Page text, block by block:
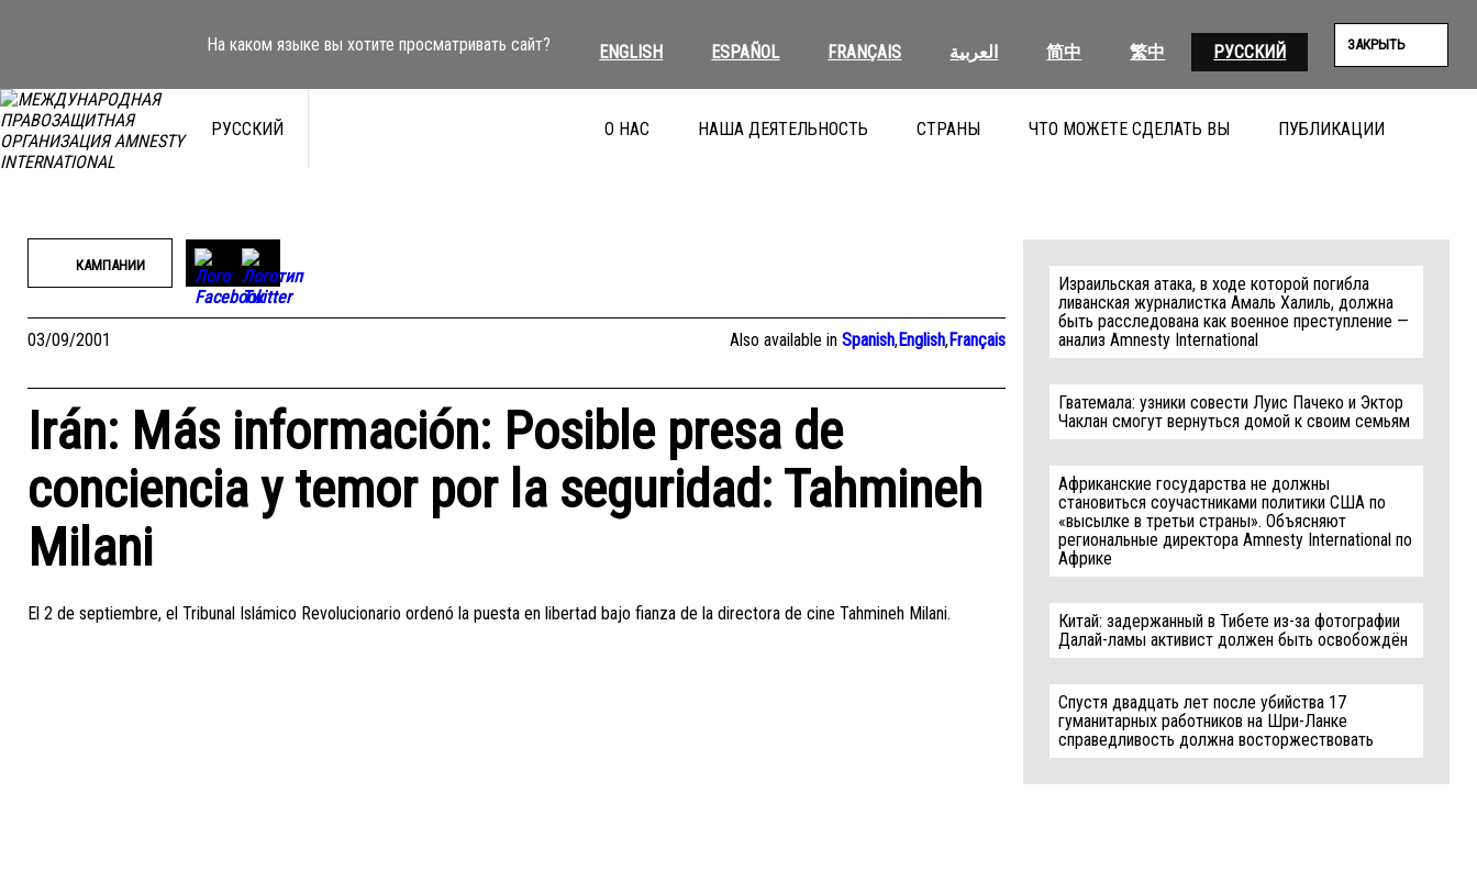
На каком языке вы хотите просматривать сайт? ENGLISH ESPAÑOL FRANÇAIS العربية 简中 繁中 РУССКИЙ ЗАКРЫТЬ
РУССКИЙ О НАС НАША ДЕЯТЕЛЬНОСТЬ СТРАНЫ ЧТО МОЖЕТЕ СДЕЛАТЬ ВЫ ПУБЛИКАЦИИ
КАМПАНИИ
03/09/2001 Also available inSpanish,English,Français
Irán: Más información: Posible presa de
conciencia y temor por la seguridad: Tahmineh
Milani
El 2 de septiembre, el Tribunal Islámico Revolucionario ordenó la puesta en libertad bajo fianza de la directora de cine Tahmineh Milani.
Израильская атака, в ходе которой погибла
ливанская журналистка Амаль Халиль, должна
быть расследована как военное преступление —
анализ Amnesty International
Гватемала: узники совести Луис Пачеко и Эктор
Чаклан смогут вернуться домой к своим семьям
Африканские государства не должны
становиться соучастниками политики США по
«высылке в третьи страны». Объясняют
региональные директора Amnesty International по
Африке
Китай: задержанный в Тибете из-за фотографии
Далай-ламы активист должен быть освобождён
Спустя двадцать лет после убийства 17
гуманитарных работников на Шри-Ланке
справедливость должна восторжествовать